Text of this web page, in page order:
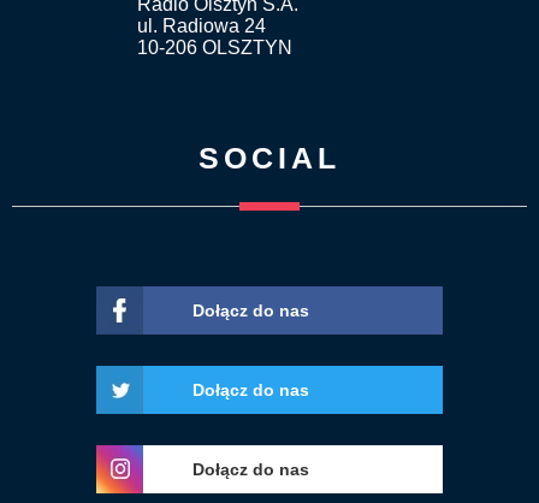
Radio Olsztyn S.A.
ul. Radiowa 24
10-206 OLSZTYN
SOCIAL
Dołącz do nas
Dołącz do nas
Dołącz do nas